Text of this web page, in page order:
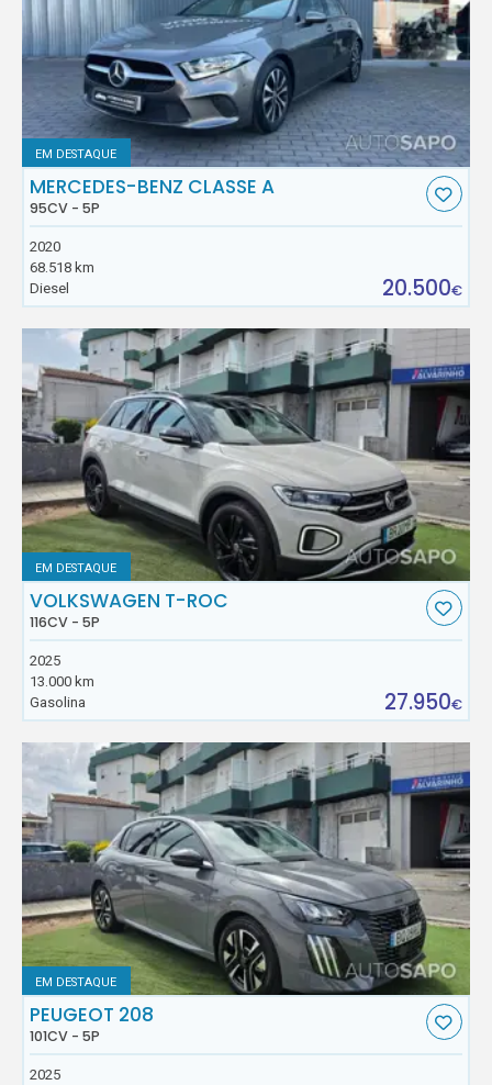
EM DESTAQUE
MERCEDES-BENZ CLASSE A
95CV - 5P
2020
68.518 km
Diesel
20.500€
EM DESTAQUE
VOLKSWAGEN T-ROC
116CV - 5P
2025
13.000 km
Gasolina
27.950€
EM DESTAQUE
PEUGEOT 208
101CV - 5P
2025